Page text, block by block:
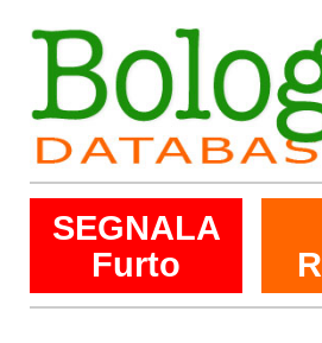
SEGNALA
Furto